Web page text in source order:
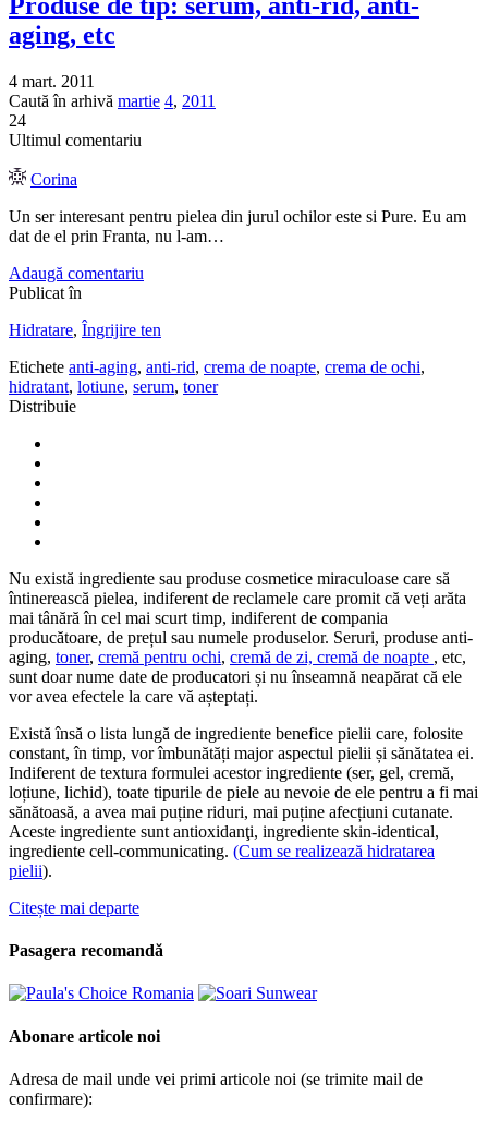
aging, etc
4 mart. 2011
Caută în arhivă martie 4, 2011
24
Ultimul comentariu
Corina
Un ser interesant pentru pielea din jurul ochilor este si Pure. Eu am
dat de el prin Franta, nu l-am…
Adaugă comentariu
Publicat în
Hidratare, Îngrijire ten
Etichete anti-aging, anti-rid, crema de noapte, crema de ochi,
hidratant, lotiune, serum, toner
Distribuie
Nu există ingrediente sau produse cosmetice miraculoase care să
întinerească pielea, indiferent de reclamele care promit că veți arăta
mai tânără în cel mai scurt timp, indiferent de compania
producătoare, de prețul sau numele produselor. Seruri, produse anti-
aging, toner, cremă pentru ochi, cremă de zi, cremă de noapte , etc,
sunt doar nume date de producatori și nu înseamnă neapărat că ele
vor avea efectele la care vă așteptați.
Există însă o lista lungă de ingrediente benefice pielii care, folosite
constant, în timp, vor îmbunătăți major aspectul pielii și sănătatea ei.
Indiferent de textura formulei acestor ingrediente (ser, gel, cremă,
loțiune, lichid), toate tipurile de piele au nevoie de ele pentru a fi mai
sănătoasă, a avea mai puține riduri, mai puține afecțiuni cutanate.
Aceste ingrediente sunt antioxidanţi, ingrediente skin-identical,
ingrediente cell-communicating. (Cum se realizează hidratarea
pielii).
Citește mai departe
Pasagera recomandă
Abonare articole noi
Adresa de mail unde vei primi articole noi (se trimite mail de
confirmare):